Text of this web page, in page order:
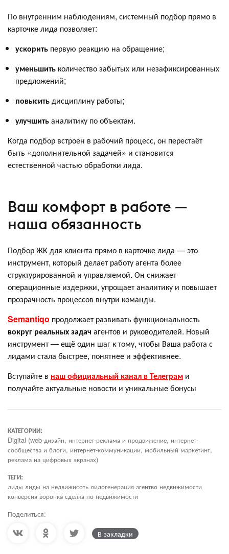
По внутренним наблюдениям, системный подбор прямо в
карточке лида позволяет:
ускорить первую реакцию на обращение;
уменьшить количество забытых или незафиксированных
предложений;
повыситьдисциплину работы;
улучшитьаналитику по объектам.
Когда подбор встроен в рабочий процесс, он перестаёт
быть «дополнительной задачей» и становится
естественной частью обработки лида.
Ваш комфорт в работе —
наша обязанность
Подбор ЖК для клиента прямо в карточке лида — это
инструмент, который делает работу агента более
структурированной и управляемой. Он снижает
операционные издержки, упрощает аналитику и повышает
прозрачность процессов внутри команды.
Semantiqo продолжает развивать функциональность
вокруг реальных задач агентов и руководителей. Новый
инструмент — ещё один шаг к тому, чтобы Ваша работа с
лидами стала быстрее, понятнее и эффективнее.
Вступайте в наш официальный канал в Телеграм и
получайте актуальные новости и уникальные бонусы
КАТЕГОРИИ:
Digital (web-дизайн, интернет-реклама и продвижение, интернет-
сообщества и блоги, интернет-коммуникации, мобильный маркетинг,
реклама на цифровых экранах)
ТЕГИ:
лиды лиды на недвижисоть лидогенерация агентво недвижимости
конверсия воронка сделка по недвижимости
Поделиться:
В закладки